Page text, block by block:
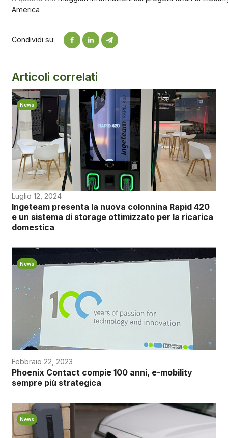
America
Condividi su:
Articoli correlati
News
Luglio 12, 2024
Ingeteam presenta la nuova colonnina Rapid 420
e un sistema di storage ottimizzato per la ricarica
domestica
News
Febbraio 22, 2023
Phoenix Contact compie 100 anni, e-mobility
sempre più strategica
News